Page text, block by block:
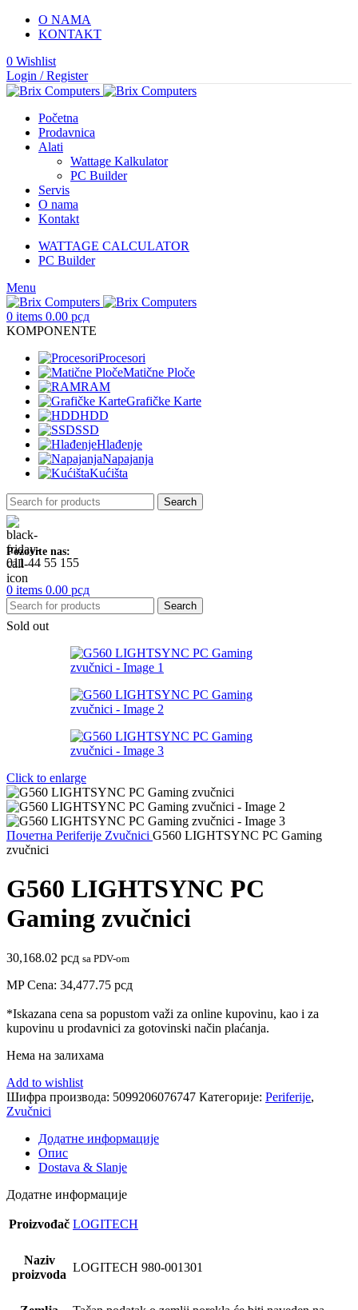
O NAMA
KONTAKT
0 Wishlist
Login / Register
Početna
Prodavnica
Alati
Wattage Kalkulator
PC Builder
Servis
O nama
Kontakt
WATTAGE CALCULATOR
PC Builder
Menu
0 items 0.00 рсд
KOMPONENTE
Procesori
Matične Ploče
RAM
Grafičke Karte
HDD
SSD
Hlađenje
Napajanja
Kućišta
Search
Pozovite nas:
011 44 55 155
0 items 0.00 рсд
Search
Sold out
Click to enlarge
Почетна Periferije Zvučnici G560 LIGHTSYNC PC Gaming
zvučnici
G560 LIGHTSYNC PC
Gaming zvučnici
30,168.02 рсд sa PDV-om
MP Cena: 34,477.75 рсд
*Iskazana cena sa popustom važi za online kupovinu, kao i za
kupovinu u prodavnici za gotovinski način plaćanja.
Нема на залихама
Add to wishlist
Шифра производа: 5099206076747 Категорије: Periferije,
Zvučnici
Додатне информације
Опис
Dostava & Slanje
Додатне информације
Proizvođač LOGITECH
Naziv
proizvoda
LOGITECH 980-001301